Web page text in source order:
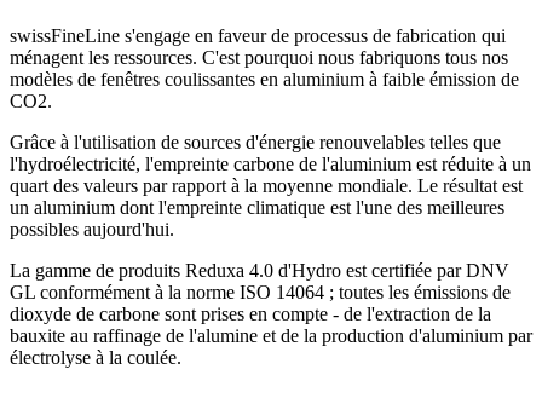
swissFineLine s'engage en faveur de processus de fabrication qui
ménagent les ressources. C'est pourquoi nous fabriquons tous nos
modèles de fenêtres coulissantes en aluminium à faible émission de
CO2.
Grâce à l'utilisation de sources d'énergie renouvelables telles que
l'hydroélectricité, l'empreinte carbone de l'aluminium est réduite à un
quart des valeurs par rapport à la moyenne mondiale. Le résultat est
un aluminium dont l'empreinte climatique est l'une des meilleures
possibles aujourd'hui.
La gamme de produits Reduxa 4.0 d'Hydro est certifiée par DNV
GL conformément à la norme ISO 14064 ; toutes les émissions de
dioxyde de carbone sont prises en compte - de l'extraction de la
bauxite au raffinage de l'alumine et de la production d'aluminium par
électrolyse à la coulée.